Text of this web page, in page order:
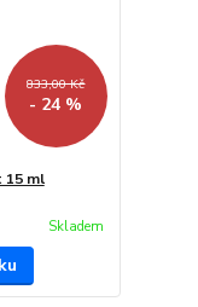
833,00 Kč
- 24 %
15 ml
Skladem